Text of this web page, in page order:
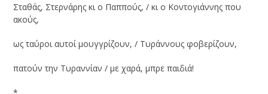
Σταθάς, Στερνάρης κι ο Παππούς, / κι ο Κοντογιάννης που
ακούς,
ως ταύροι αυτοί μουγγρίζουν, / Τυράννους φοβερίζουν,
πατούν την Τυραννίαν / με χαρά, μπρε παιδιά!